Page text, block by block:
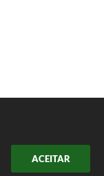
ACEITAR